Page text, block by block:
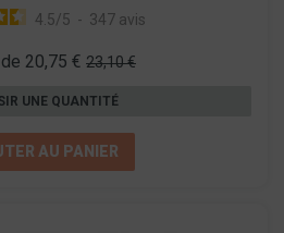
4.5/5 - 347 avis
20,75 € 23,10 €
UNE QUANTITÉ
AU PANIER